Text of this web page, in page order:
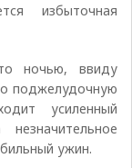
избыточная
ночью, ввиду
поджелудочную
усиленный
ужин.